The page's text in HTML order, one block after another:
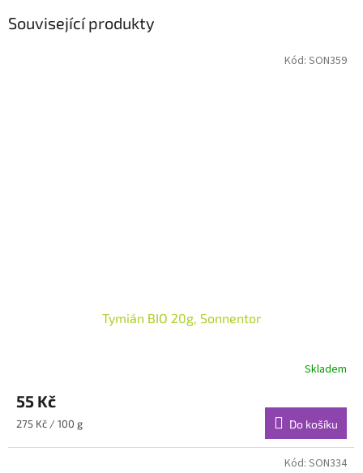
Související produkty
Tymián BIO 20g, Sonnentor
Skladem
55 Kč
Měrná
275 Kč / 100 g Do košíku
Kód: SON359
Kód: SON334